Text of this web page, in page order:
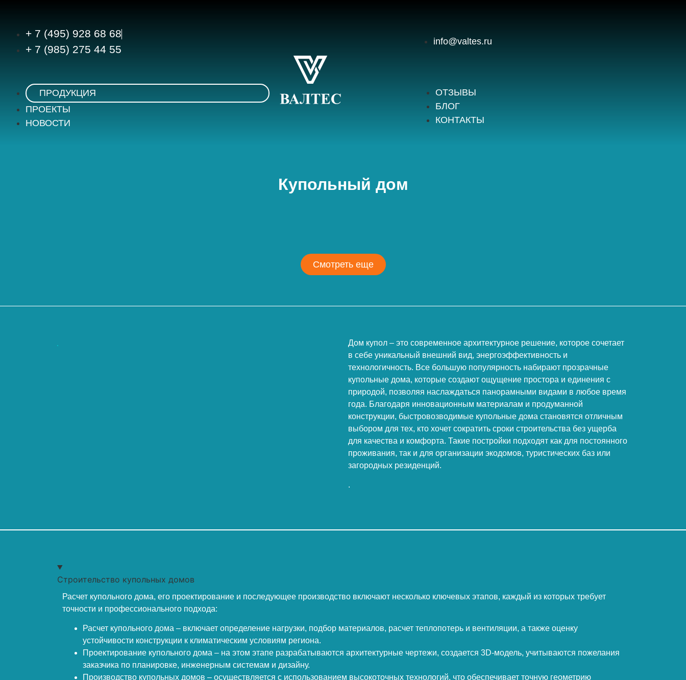
+ 7 (495) 928 68 68
+ 7 (985) 275 44 55
info@valtes.ru
ПРОДУКЦИЯ
ПРОЕКТЫ
НОВОСТИ
ОТЗЫВЫ
БЛОГ
КОНТАКТЫ
Купольный дом
Смотреть еще
Дом купол – это современное архитектурное решение, которое сочетает
в себе уникальный внешний вид, энергоэффективность и
технологичность. Все большую популярность набирают прозрачные
купольные дома, которые создают ощущение простора и единения с
природой, позволяя наслаждаться панорамными видами в любое время
года. Благодаря инновационным материалам и продуманной
конструкции, быстровозводимые купольные дома становятся отличным
выбором для тех, кто хочет сократить сроки строительства без ущерба
для качества и комфорта. Такие постройки подходят как для постоянного
проживания, так и для организации экодомов, туристических баз или
загородных резиденций.
.
Строительство купольных домов
Расчет купольного дома, его проектирование и последующее производство включают несколько ключевых этапов, каждый из которых требует
точности и профессионального подхода:
Расчет купольного дома – включает определение нагрузки, подбор материалов, расчет теплопотерь и вентиляции, а также оценку
устойчивости конструкции к климатическим условиям региона.
Проектирование купольного дома – на этом этапе разрабатываются архитектурные чертежи, создается 3D-модель, учитываются пожелания
заказчика по планировке, инженерным системам и дизайну.
Производство купольных домов – осуществляется с использованием высокоточных технологий, что обеспечивает точную геометрию